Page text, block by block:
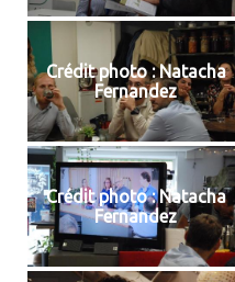
Crédit photo : Natacha
Fernandez
Crédit photo : Natacha
Fernandez